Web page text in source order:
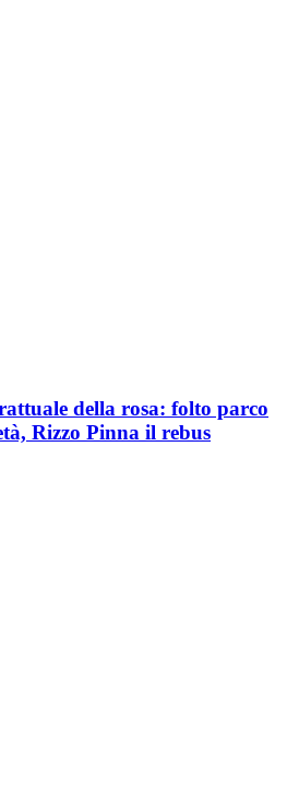
della rosa: folto parco
Rizzo Pinna il rebus